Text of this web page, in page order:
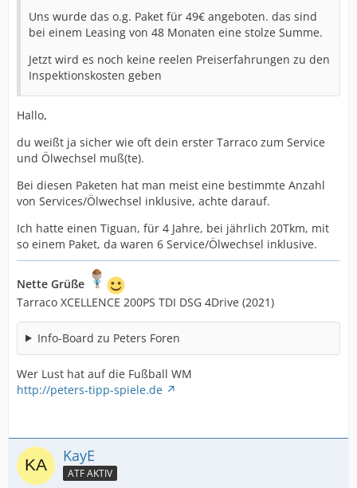
Uns wurde das o.g. Paket für 49€ angeboten. das sind
bei einem Leasing von 48 Monaten eine stolze Summe.
Jetzt wird es noch keine reelen Preiserfahrungen zu den
Inspektionskosten geben
Hallo,
du weißt ja sicher wie oft dein erster Tarraco zum Service
und Ölwechsel muß(te).
Bei diesen Paketen hat man meist eine bestimmte Anzahl
von Services/Ölwechsel inklusive, achte darauf.
Ich hatte einen Tiguan, für 4 Jahre, bei jährlich 20Tkm, mit
so einem Paket, da waren 6 Service/Ölwechsel inklusive.
Nette Grüße
Tarraco XCELLENCE 200PS TDI DSG 4Drive (2021)
Info-Board zu Peters Foren
Wer Lust hat auf die Fußball WM
http://peters-tipp-spiele.de
KayE
ATF AKTIV